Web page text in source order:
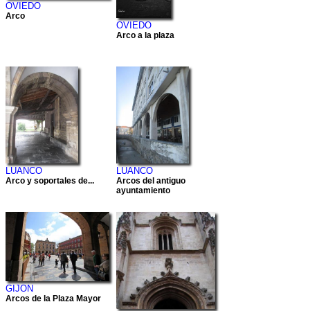
OVIEDO
Arco
OVIEDO
Arco a la plaza
LUANCO
Arco y soportales de...
LUANCO
Arcos del antiguo
ayuntamiento
GIJON
Arcos de la Plaza Mayor